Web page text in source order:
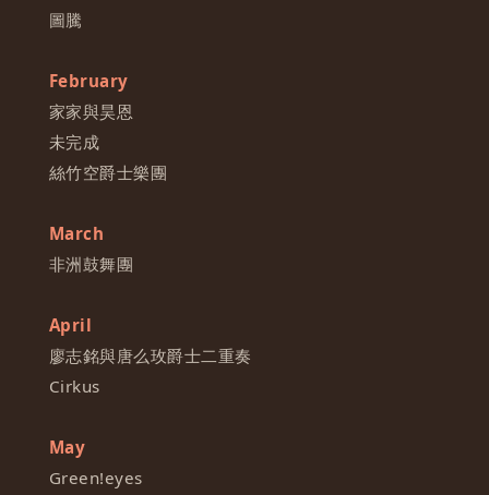
圖騰
February
家家與昊恩
未完成
絲竹空爵士樂團
March
非洲鼓舞團
April
廖志銘與唐么玫爵士二重奏
Cirkus
May
Green!eyes